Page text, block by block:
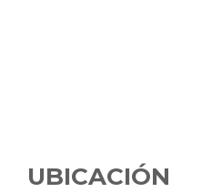
UBICACIÓN